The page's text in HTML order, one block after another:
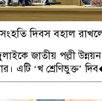
সংহতি দিবস বহাল
জাতীয় পল্লী
এটি ‘খ শ্রেণিভুক্ত’